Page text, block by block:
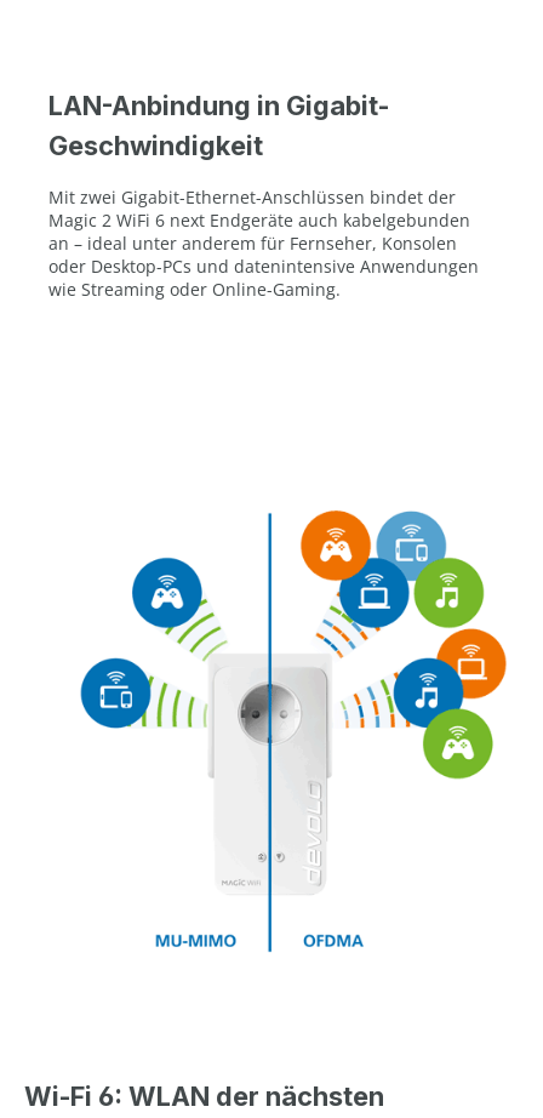
LAN-Anbindung in Gigabit-
Geschwindigkeit
Mit zwei Gigabit-Ethernet-Anschlüssen bindet der
Magic 2 WiFi 6 next Endgeräte auch kabelgebunden
an – ideal unter anderem für Fernseher, Konsolen
oder Desktop-PCs und datenintensive Anwendungen
wie Streaming oder Online-Gaming.
Wi-Fi 6: WLAN der nächsten